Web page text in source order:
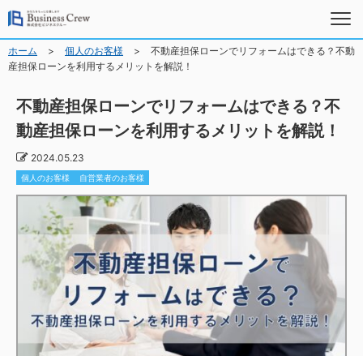
ホーム > 個人のお客様 >
不動産担保ローンでリフォームはできる？不動
産担保ローンを利用するメリットを解説！
不動産担保ローンでリフォームはできる？不
動産担保ローンを利用するメリットを解説！
2024.05.23
個人のお客様 自営業者のお客様